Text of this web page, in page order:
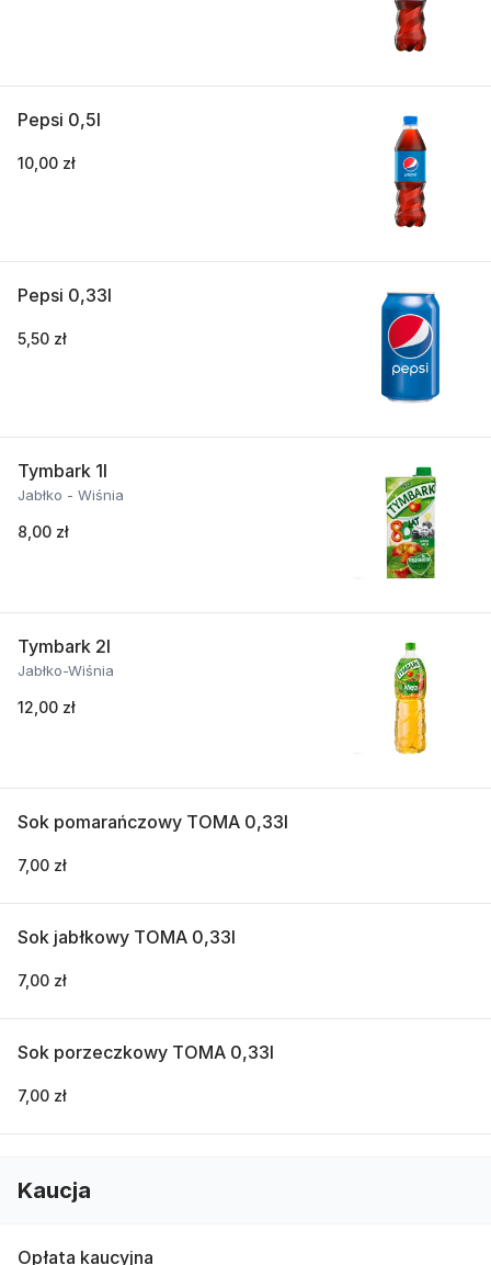
Pepsi 0,5l
10,00 zł
Pepsi 0,33l
5,50 zł
Tymbark 1l
Jabłko - Wiśnia
8,00 zł
Tymbark 2l
Jabłko-Wiśnia
12,00 zł
Sok pomarańczowy TOMA 0,33l
7,00 zł
Sok jabłkowy TOMA 0,33l
7,00 zł
Sok porzeczkowy TOMA 0,33l
7,00 zł
Kaucja
Opłata kaucyjna